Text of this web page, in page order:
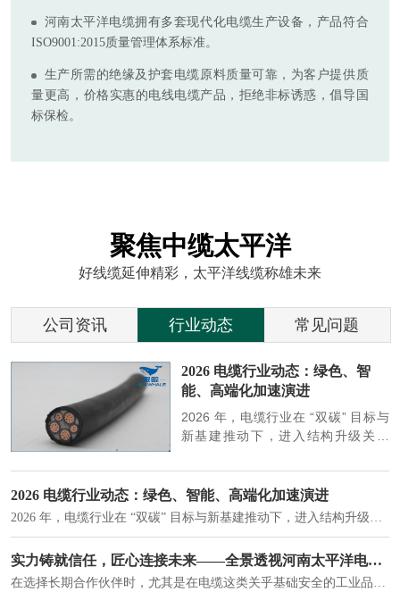
河南太平洋电缆拥有多套现代化电缆生产设备，产品符合
ISO9001:2015质量管理体系标准。
生产所需的绝缘及护套电缆原料质量可靠，为客户提供质
量更高，价格实惠的电线电缆产品，拒绝非标诱惑，倡导国
标保检。
聚焦中缆太平洋
好线缆延伸精彩，太平洋线缆称雄未来
公司资讯 行业动态 常见问题
2026 电缆行业动态：绿色、智
能、高端化加速演进
2026 年，电缆行业在 “双碳” 目标与
新基建推动下，进入结构升级关键
大清晰趋势，市场格局持续优化。
2026 电缆行业动态：绿色、智能、高端化加速演进
实力铸就信任，匠心连接未来——全景透视河南太平洋电缆厂
在选择长期合作伙伴时，尤其是在电缆这类关乎基础安全的工业品上，供应商的“内在实力”远比一纸报价单更重要。今天，我们邀请您“云参观”河南太平洋电缆厂，透过每一个细节，看我们如何将“可靠”二字，铸入每一米电缆。